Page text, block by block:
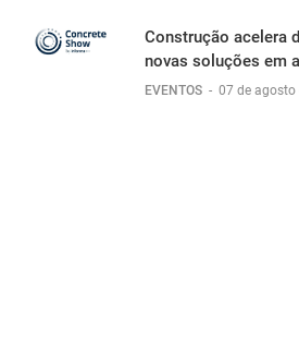
Construção acelera
novas soluções em
EVENTOS - 07 de agosto